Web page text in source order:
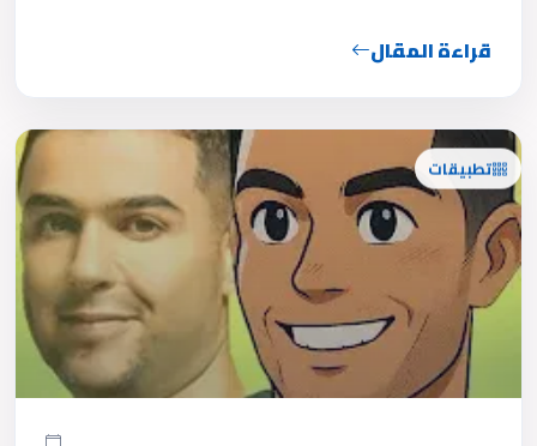
قراءة المقال
تطبيقات